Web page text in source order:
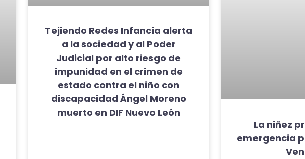
Tejiendo Redes Infancia alerta
a la sociedad y al Poder
Judicial por alto riesgo de
impunidad en el crimen de
estado contra el niño con
discapacidad Ángel Moreno
muerto en DIF Nuevo León
La niñez
emergencia